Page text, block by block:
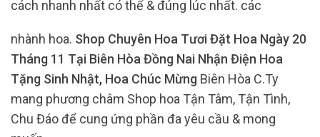
cách nhanh nhất có thể & đúng lúc nhất. các
nhành hoa. Shop Chuyên Hoa Tươi Đặt Hoa Ngày 20
Tháng 11 Tại Biên Hòa Đồng Nai Nhận Điện Hoa
Tặng Sinh Nhật, Hoa Chúc Mừng Biên Hòa C.Ty
mang phương châm Shop hoa Tận Tâm, Tận Tình,
Chu Đáo để cung ứng phần đa yêu cầu & mong